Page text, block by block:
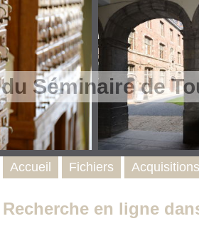
Séminaire de
Recherche en ligne
Accueil Fichiers Acquisitions